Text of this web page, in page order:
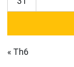
« Th6